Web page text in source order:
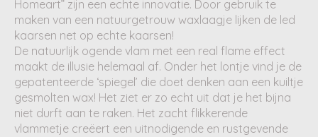
Homeart” zijn een echte innovatie. Door gebruik te
maken van een natuurgetrouw waxlaagje lijken de led
kaarsen net op echte kaarsen!
De natuurlijk ogende vlam met een real flame effect
maakt de illusie helemaal af. Onder het lontje vind je de
gepatenteerde ‘spiegel’ die doet denken aan een kuiltje
gesmolten wax! Het ziet er zo echt uit dat je het bijna
niet durft aan te raken. Het zacht flikkerende
vlammetje creëert een uitnodigende en rustgevende